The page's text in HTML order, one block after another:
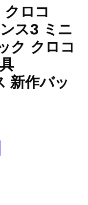
ロコ
ス3 ミニ
ク クロコ
新作バッ